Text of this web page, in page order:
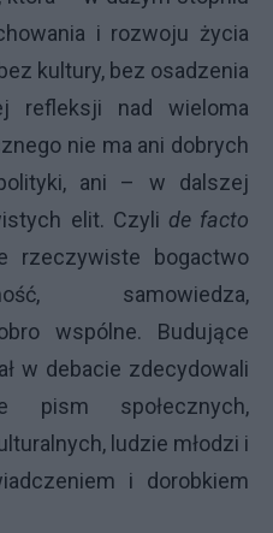
i rozwoju życia
kultury, bez osadzenia
refleksji nad wieloma
nie ma ani dobrych
ani – w dalszej
elit. Czyli de facto
rzeczywiste bogactwo
samowiedza,
wspólne. Budujące
w debacie zdecydowali
pism społecznych,
ludzie młodzi i
i dorobkiem